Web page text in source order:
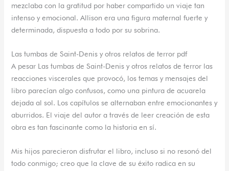
mezclaba con la gratitud por haber compartido un viaje tan
intenso y emocional. Allison era una figura maternal fuerte y
determinada, dispuesta a todo por su sobrina.
Las tumbas de Saint-Denis y otros relatos de terror pdf
A pesar Las tumbas de Saint-Denis y otros relatos de terror las
reacciones viscerales que provocó, los temas y mensajes del
libro parecían algo confusos, como una pintura de acuarela
dejada al sol. Los capítulos se alternaban entre emocionantes y
aburridos. El viaje del autor a través de leer creación de esta
obra es tan fascinante como la historia en sí.
Mis hijos parecieron disfrutar el libro, incluso si no resonó del
todo conmigo; creo que la clave de su éxito radica en su